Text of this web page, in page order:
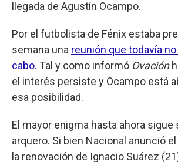
llegada de Agustín Ocampo.
Por el futbolista de Fénix estaba
semana una reunión que todavía
cabo. Tal y como informó Ovación
el interés persiste y Ocampo está
esa posibilidad.
El mayor enigma hasta ahora sigue
arquero. Si bien Nacional anunció
la renovación de Ignacio Suárez